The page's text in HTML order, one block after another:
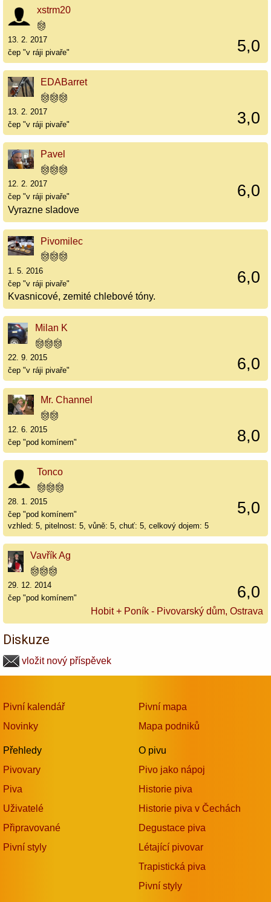
xstrm20
5,0
13. 2. 2017
čep "v ráji pivaře"
EDABarret
3,0
13. 2. 2017
čep "v ráji pivaře"
Pavel
6,0
12. 2. 2017
čep "v ráji pivaře"
Vyrazne sladove
Pivomilec
6,0
1. 5. 2016
čep "v ráji pivaře"
Kvasnicové, zemité chlebové tóny.
Milan K
6,0
22. 9. 2015
čep "v ráji pivaře"
Mr. Channel
8,0
12. 6. 2015
čep "pod komínem"
Tonco
5,0
28. 1. 2015
čep "pod komínem"
vzhled: 5, pitelnost: 5, vůně: 5, chuť: 5, celkový dojem: 5
Vavřík Ag
6,0
29. 12. 2014
čep "pod komínem"
Hobit + Poník - Pivovarský dům, Ostrava
Diskuze
vložit nový příspěvek
Pivní kalendář
Novinky
Přehledy
Pivovary
Piva
Uživatelé
Připravované
Pivní styly
Pivní mapa
Mapa podniků
O pivu
Pivo jako nápoj
Historie piva
Historie piva v Čechách
Degustace piva
Létající pivovar
Trapistická piva
Pivní styly